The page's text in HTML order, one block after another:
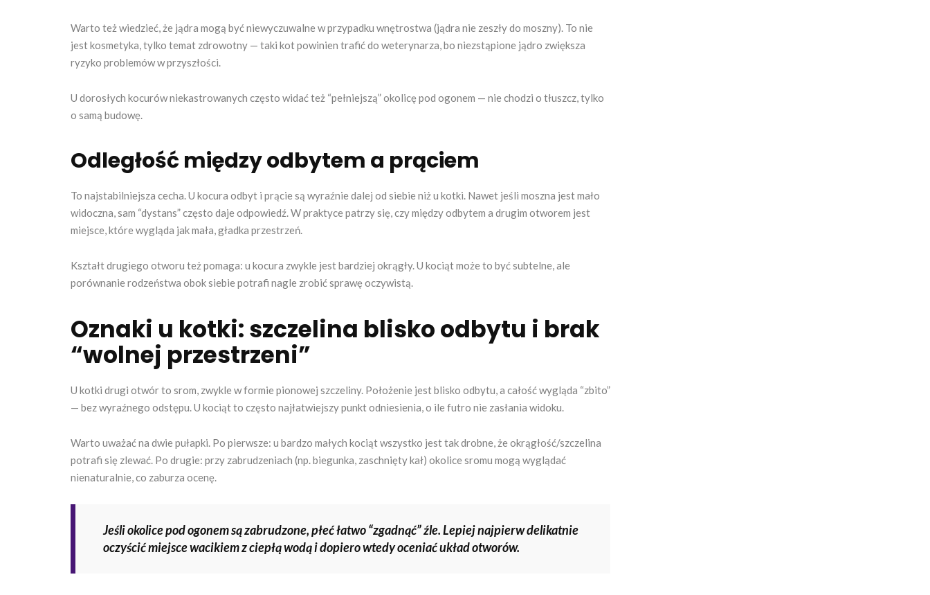
Warto też wiedzieć, że jądra mogą być niewyczuwalne w przypadku wnętrostwa (jądra nie zeszły do moszny). To nie
jest kosmetyka, tylko temat zdrowotny — taki kot powinien trafić do weterynarza, bo niezstąpione jądro zwiększa
ryzyko problemów w przyszłości.
U dorosłych kocurów niekastrowanych często widać też “pełniejszą” okolicę pod ogonem — nie chodzi o tłuszcz, tylko
o samą budowę.
Odległość między odbytem a prąciem
To najstabilniejsza cecha. U kocura odbyt i prącie są wyraźnie dalej od siebie niż u kotki. Nawet jeśli moszna jest mało
widoczna, sam “dystans” często daje odpowiedź. W praktyce patrzy się, czy między odbytem a drugim otworem jest
miejsce, które wygląda jak mała, gładka przestrzeń.
Kształt drugiego otworu też pomaga: u kocura zwykle jest bardziej okrągły. U kociąt może to być subtelne, ale
porównanie rodzeństwa obok siebie potrafi nagle zrobić sprawę oczywistą.
Oznaki u kotki: szczelina blisko odbytu i brak
“wolnej przestrzeni”
U kotki drugi otwór to srom, zwykle w formie pionowej szczeliny. Położenie jest blisko odbytu, a całość wygląda “zbito”
— bez wyraźnego odstępu. U kociąt to często najłatwiejszy punkt odniesienia, o ile futro nie zasłania widoku.
Warto uważać na dwie pułapki. Po pierwsze: u bardzo małych kociąt wszystko jest tak drobne, że okrągłość/szczelina
potrafi się zlewać. Po drugie: przy zabrudzeniach (np. biegunka, zaschnięty kał) okolice sromu mogą wyglądać
nienaturalnie, co zaburza ocenę.
Jeśli okolice pod ogonem są zabrudzone, płeć łatwo “zgadnąć” źle. Lepiej najpierw delikatnie
oczyścić miejsce wacikiem z ciepłą wodą i dopiero wtedy oceniać układ otworów.